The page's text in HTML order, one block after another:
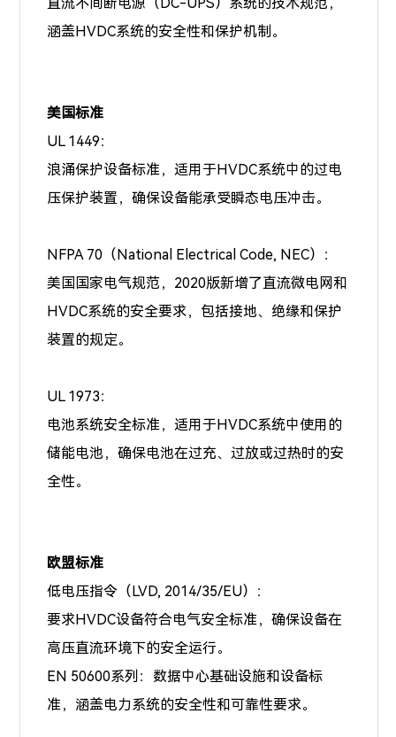
直流不间断电源（DC-UPS）系统的技术规范，
涵盖HVDC系统的安全性和保护机制。
美国标准
UL 1449：
浪涌保护设备标准，适用于HVDC系统中的过电
压保护装置，确保设备能承受瞬态电压冲击。
NFPA 70（National Electrical Code, NEC）：
美国国家电气规范，2020版新增了直流微电网和
HVDC系统的安全要求，包括接地、绝缘和保护
装置的规定。
UL 1973：
电池系统安全标准，适用于HVDC系统中使用的
储能电池，确保电池在过充、过放或过热时的安
全性。
欧盟标准
低电压指令（LVD, 2014/35/EU）：
要求HVDC设备符合电气安全标准，确保设备在
高压直流环境下的安全运行。
EN 50600系列：数据中心基础设施和设备标
准，涵盖电力系统的安全性和可靠性要求。